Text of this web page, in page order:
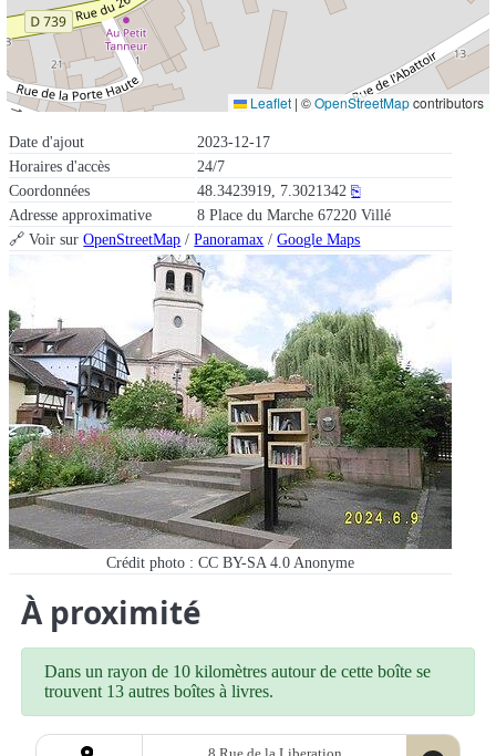
Date d'ajout
2023-12-17
Horaires d'accès
24/7
Coordonnées
48.3423919, 7.3021342 ⎘
Adresse approximative
8 Place du Marche 67220 Villé
🔗 Voir surOpenStreetMap /Panoramax /Google Maps
Crédit photo : CC BY-SA 4.0 Anonyme
Leaflet | ©OpenStreetMapcontributors
À proximité
Dans un rayon de 10 kilomètres autour de cette boîte se
trouvent 13 autres boîtes à livres.